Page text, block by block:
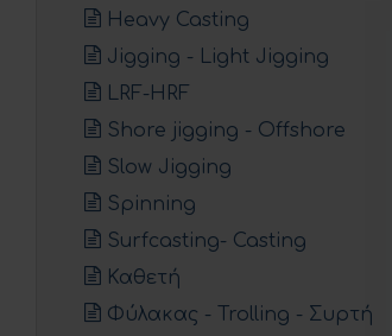
Heavy Casting
Jigging - Light Jigging
LRF-HRF
Shore jigging - Offshore
Slow Jigging
Spinning
Surfcasting- Casting
Καθετή
Φύλακας - Trolling - Συρτή